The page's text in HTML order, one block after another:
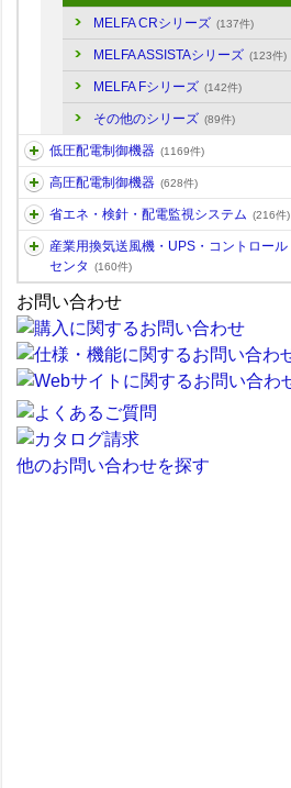
MELFA CRシリーズ (137件)
MELFA ASSISTAシリーズ (123件)
MELFA Fシリーズ (142件)
その他のシリーズ (89件)
低圧配電制御機器 (1169件)
高圧配電制御機器 (628件)
省エネ・検針・配電監視システム (216件)
産業用換気送風機・UPS・コントロール
センタ
(160件)
お問い合わせ
他のお問い合わせを探す